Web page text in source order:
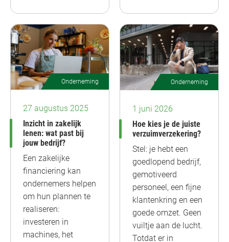
Onderneming
27 augustus 2025
Inzicht in zakelijk
lenen: wat past bij
jouw bedrijf?
Een zakelijke
financiering kan
ondernemers helpen
om hun plannen te
realiseren:
investeren in
machines, het
Onderneming
1 juni 2026
Hoe kies je de juiste
verzuimverzekering?
Stel: je hebt een
goedlopend bedrijf,
gemotiveerd
personeel, een fijne
klantenkring en een
goede omzet. Geen
vuiltje aan de lucht.
Totdat er in